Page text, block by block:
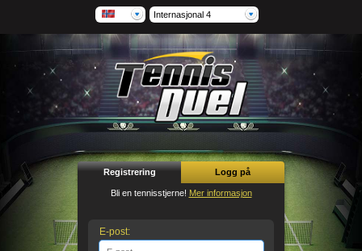
Internasjonal 4
Registrering Logg på
Bli en tennisstjerne! Mer informasjon
E-post: